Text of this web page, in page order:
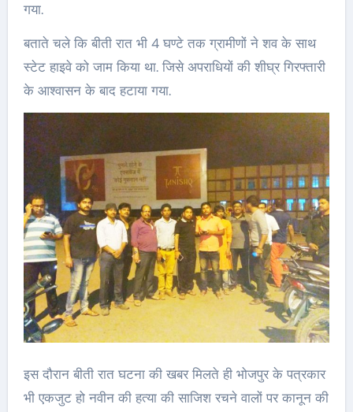
गया.
बताते चले कि बीती रात भी 4 घण्टे तक ग्रामीणों ने शव के साथ
स्टेट हाइवे को जाम किया था. जिसे अपराधियों की शीघ्र गिरफ्तारी
के आश्वासन के बाद हटाया गया.
इस दौरान बीती रात घटना की खबर मिलते ही भोजपुर के पत्रकार
भी एकजुट हो नवीन की हत्या की साजिश रचने वालों पर कानून की